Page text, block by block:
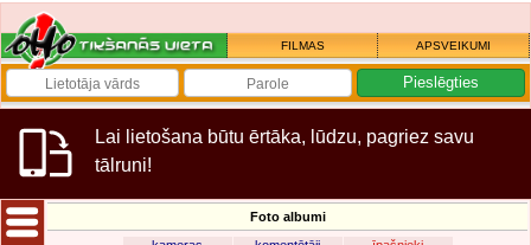
FILMAS APSVEIKUMI
Lai lietošana būtu ērtāka, lūdzu, pagriez savu
tālruni!
Foto albumi